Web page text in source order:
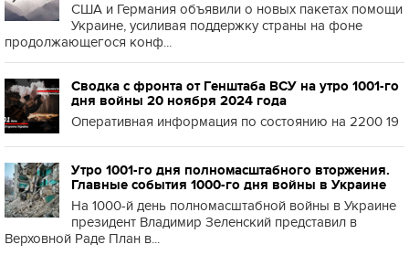
США и Германия объявили о новых пакетах помощи
Украине, усиливая поддержку страны на фоне
продолжающегося конф...
Сводка с фронта от Генштаба ВСУ на утро 1001-го
дня войны 20 ноября 2024 года
Оперативная информация по состоянию на 2200 19
Утро 1001-го дня полномасштабного вторжения.
Главные события 1000-го дня войны в Украине
На 1000-й день полномасштабной войны в Украине
президент Владимир Зеленский представил в
Верховной Раде План в...